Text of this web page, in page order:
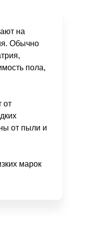
на
Обычно
пола,
от
от пыли и
марок